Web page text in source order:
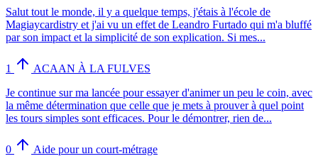
Salut tout le monde, il y a quelque temps, j'étais à l'école de
Magiaycardistry et j'ai vu un effet de Leandro Furtado qui m'a bluffé
par son impact et la simplicité de son explication. Si mes...
1
ACAAN À LA FULVES
Je continue sur ma lancée pour essayer d'animer un peu le coin, avec
la même détermination que celle que je mets à prouver à quel point
les tours simples sont efficaces. Pour le démontrer, rien de...
0
Aide pour un court-métrage